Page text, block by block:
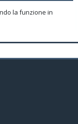
la funzione in